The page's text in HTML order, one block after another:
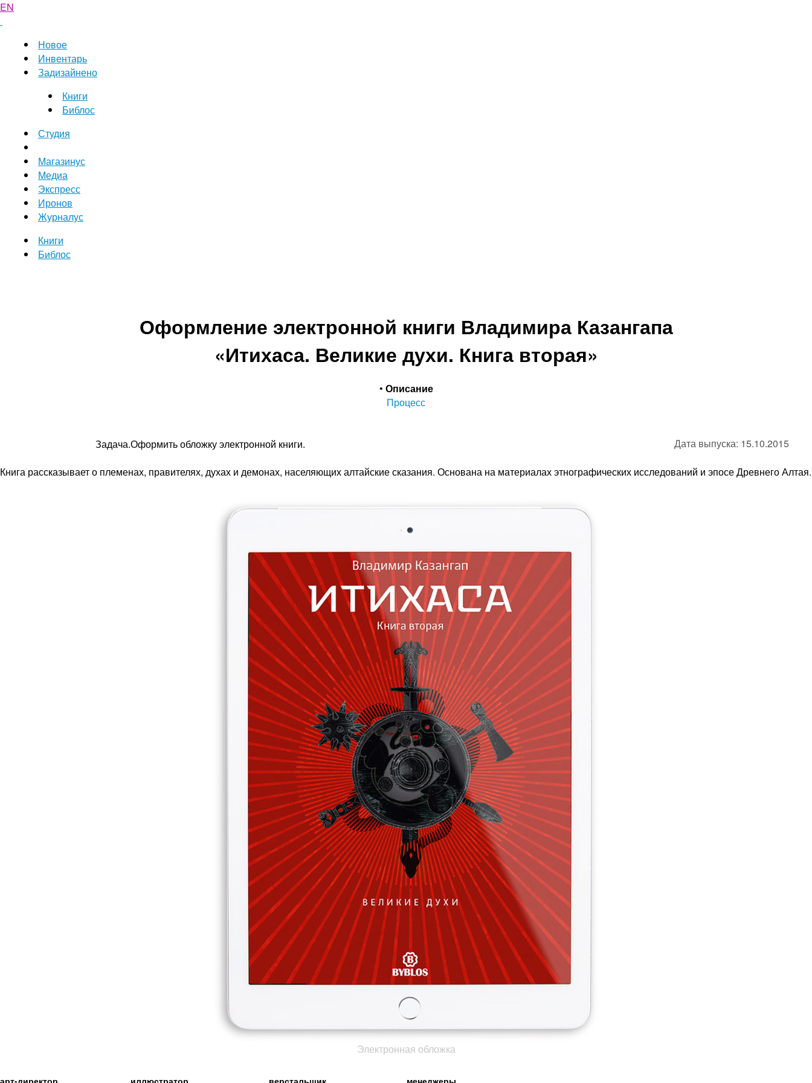
EN
Новое
Инвентарь
Задизайнено
Книги
Библос
Студия
Магазинус
Медиа
Экспресс
Иронов
Журналус
Книги
Библос
Оформление электронной книги Владимира Казангапа
«Итихаса. Великие духи. Книга вторая»
• Описание
Процесс
Задача.Оформить обложку электронной книги. Дата выпуска: 15.10.2015
Книга рассказывает о племенах, правителях, духах и демонах, населяющих алтайские сказания. Основана на материалах этнографических исследований и эпосе Древнего Алтая.
Электронная обложка